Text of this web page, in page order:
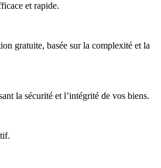
et rapide.
gratuite, basée sur la complexité et la
la sécurité et l’intégrité de vos biens.